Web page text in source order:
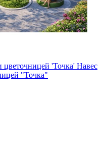
Навес
"Точка"